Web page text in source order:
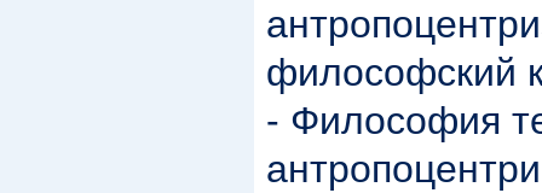
философский
- Философия